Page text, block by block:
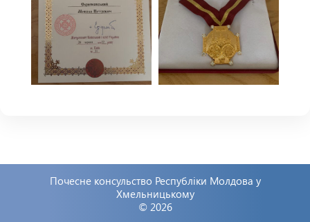
Почесне консульство Республіки Молдова у
Хмельницькому
© 2026